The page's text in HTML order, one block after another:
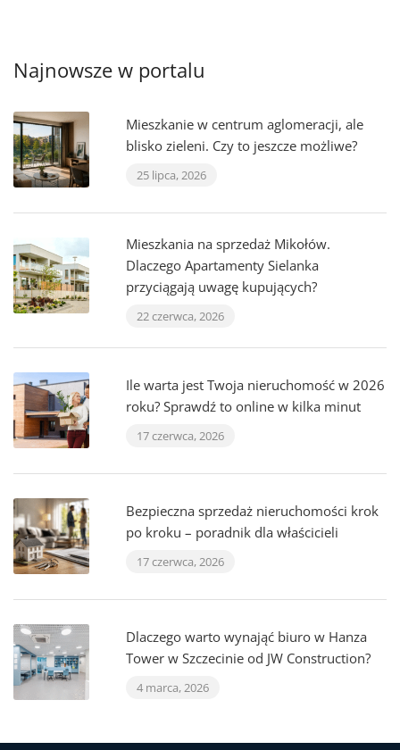
Najnowsze w portalu
Mieszkanie w centrum aglomeracji, ale
blisko zieleni. Czy to jeszcze możliwe?
25 lipca, 2026
Mieszkania na sprzedaż Mikołów.
Dlaczego Apartamenty Sielanka
przyciągają uwagę kupujących?
22 czerwca, 2026
Ile warta jest Twoja nieruchomość w 2026
roku? Sprawdź to online w kilka minut
17 czerwca, 2026
Bezpieczna sprzedaż nieruchomości krok
po kroku – poradnik dla właścicieli
17 czerwca, 2026
Dlaczego warto wynająć biuro w Hanza
Tower w Szczecinie od JW Construction?
4 marca, 2026